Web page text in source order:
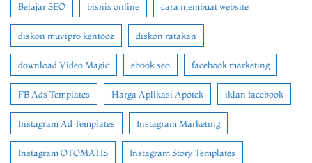
Belajar SEO bisnis online cara membuat website
diskon muvipro kentooz diskon ratakan
download Video Magic ebook seo facebook marketing
FB Ads Templates Harga Aplikasi Apotek iklan facebook
Instagram Ad Templates Instagram Marketing
Instagram OTOMATIS Instagram Story Templates